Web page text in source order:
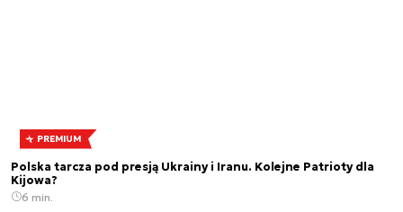
PREMIUM
Polska tarcza pod presją Ukrainy i Iranu. Kolejne Patrioty dla
Kijowa?
6 min.